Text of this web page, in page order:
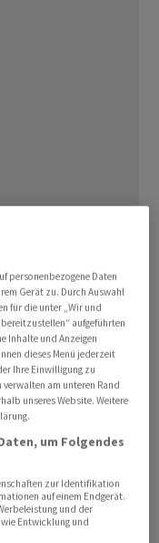
eine
schwächere
Richemont und
lassen Georg
die Muskeln
PolyPeptide unter
personenbezogene Daten
Gerät zu. Durch Auswahl
für die unter „Wir und
aufgeführten
Inhalte und Anzeigen
dieses Menü jederzeit
Ihre Einwilligung zu
am unteren Rand
unseres Website. Weitere
um Folgendes
zur Identifikation
auf einem Endgerät.
und der
Entwicklung und